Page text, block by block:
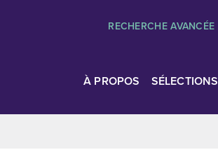
RECHERCHE AVANCÉE
À PROPOS SÉLECTIONS